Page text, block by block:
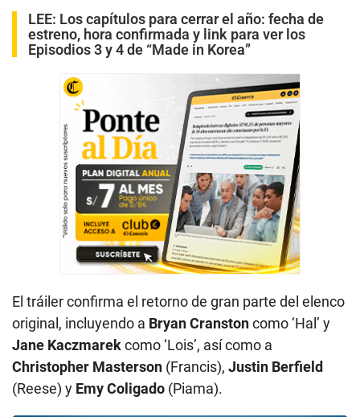
LEE: Los capítulos para cerrar el año: fecha de
estreno, hora confirmada y link para ver los
Episodios 3 y 4 de “Made in Korea”
El tráiler confirma el retorno de gran parte del elenco
original, incluyendo a Bryan Cranstoncomo ‘Hal’ y
Jane Kaczmarekcomo ‘Lois’, así como a
Christopher Masterson (Francis), Justin Berfield
(Reese) y Emy Coligado (Piama).